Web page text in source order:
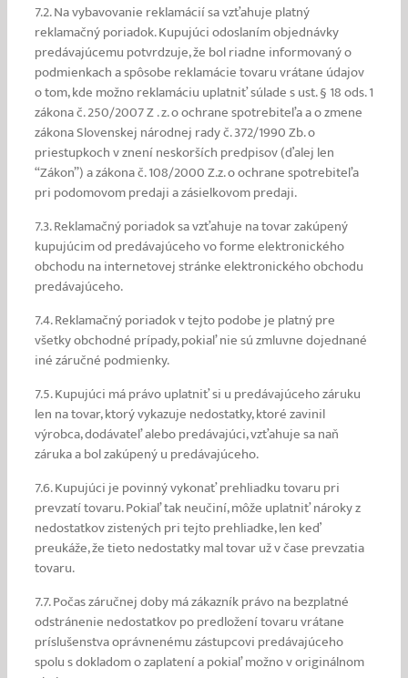
7.2. Na vybavovanie reklamácií sa vzťahuje platný
reklamačný poriadok. Kupujúci odoslaním objednávky
predávajúcemu potvrdzuje, že bol riadne informovaný o
podmienkach a spôsobe reklamácie tovaru vrátane údajov
o tom, kde možno reklamáciu uplatniť súlade s ust. § 18 ods. 1
zákona č. 250/2007 Z . z. o ochrane spotrebiteľa a o zmene
zákona Slovenskej národnej rady č. 372/1990 Zb. o
priestupkoch v znení neskorších predpisov (ďalej len
“Zákon”) a zákona č. 108/2000 Z.z. o ochrane spotrebiteľa
pri podomovom predaji a zásielkovom predaji.
7.3. Reklamačný poriadok sa vzťahuje na tovar zakúpený
kupujúcim od predávajúceho vo forme elektronického
obchodu na internetovej stránke elektronického obchodu
predávajúceho.
7.4. Reklamačný poriadok v tejto podobe je platný pre
všetky obchodné prípady, pokiaľ nie sú zmluvne dojednané
iné záručné podmienky.
7.5. Kupujúci má právo uplatniť si u predávajúceho záruku
len na tovar, ktorý vykazuje nedostatky, ktoré zavinil
výrobca, dodávateľ alebo predávajúci, vzťahuje sa naň
záruka a bol zakúpený u predávajúceho.
7.6. Kupujúci je povinný vykonať prehliadku tovaru pri
prevzatí tovaru. Pokiaľ tak neučiní, môže uplatniť nároky z
nedostatkov zistených pri tejto prehliadke, len keď
preukáže, že tieto nedostatky mal tovar už v čase prevzatia
tovaru.
7.7. Počas záručnej doby má zákazník právo na bezplatné
odstránenie nedostatkov po predložení tovaru vrátane
príslušenstva oprávnenému zástupcovi predávajúceho
spolu s dokladom o zaplatení a pokiaľ možno v originálnom